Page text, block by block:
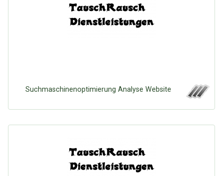
Suchmaschinenoptimierung Analyse Website